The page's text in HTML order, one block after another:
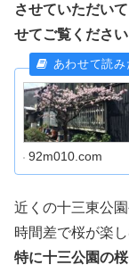
させていただい
せてご覧ください
92m010.com
近くの十三東公
時間差で桜が楽
特に十三公園の